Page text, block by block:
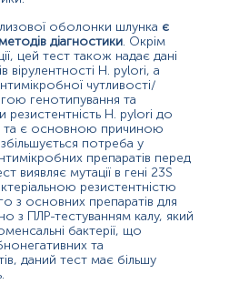
свідчить про інфікування
або відсутність 3
варіацій гена 23S
і A2142C), що
до кларитроміцину.
вказує на відсутність ДНК H
шлунка, або концентрація
нижче межі чутливості
оболонки шлунка є
діагностики. Окрім
цей тест також надає дані
вірулентності H. pylori, а
чутливості/
генотипування та
резистентність H. pylori до
та є основною причиною
потреба у
препаратів перед
виявляє мутації в гені 23S
резистентністю
з основних препаратів для
з ПЛР-тестуванням калу, який
бактерії, що
та
даний тест має більшу